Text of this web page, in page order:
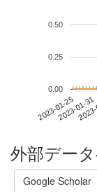
2023-01-252023-01-31
0.00
0.25
0.50
外部デー
Google Scholar